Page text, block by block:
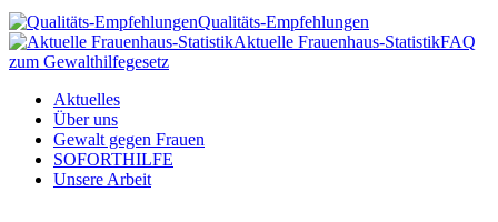
Qualitäts-Empfehlungen
Aktuelle Frauenhaus-StatistikFAQ
zum Gewalthilfegesetz
Aktuelles
Über uns
Gewalt gegen Frauen
SOFORTHILFE
Unsere Arbeit